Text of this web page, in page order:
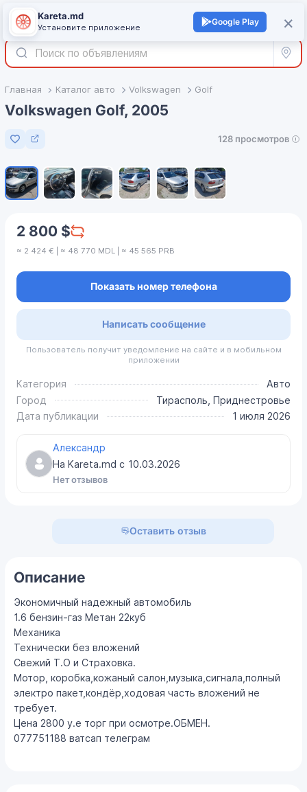
Войти +
Все
Главная Каталог авто Volkswagen Golf
Volkswagen Golf, 2005
Добавить в избранное
128 просмотров
2 800 $
≈ 2 424 € | ≈ 48 770 MDL | ≈ 45 565 PRB
Показать номер телефона
Написать сообщение
Пользователь получит уведомление на сайте и в мобильном
приложении
Категория
Авто
Город
Тирасполь, Приднестровье
Дата публикации
1 июля 2026
Александр
На Kareta.md с 10.03.2026
Нет отзывов
Оставить отзыв
Описание
Экономичный надежный автомобиль
1.6 бензин-газ Метан 22куб
Механика
Технически без вложений
Свежий Т.О и Страховка.
Мотор, коробка,кожаный салон,музыка,сигнала,полный
электро пакет,кондёр,ходовая часть вложений не
требует.
Цена 2800 у.е торг при осмотре.ОБМЕН.
077751188 ватсап телеграм
×
Kareta.md
Установите приложение
Google Play